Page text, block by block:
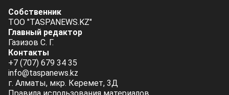
Собственник
ТОО "TASPANEWS.KZ"
Главный редактор
Газизов С. Г.
Контакты
+7 (707) 679 34 35
info@taspanews.kz
г. Алматы, мкр. Керемет, 3Д